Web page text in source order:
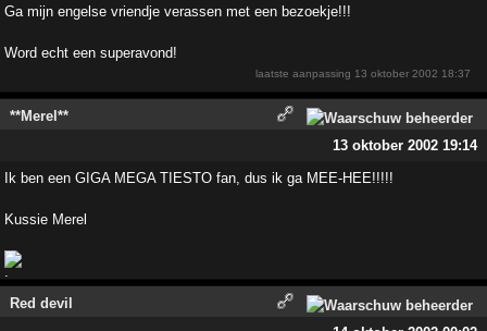
Ga mijn engelse vriendje verassen met een bezoekje!!!
Word echt een superavond!
laatste aanpassing 13 oktober 2002 18:37
**Merel**
13 oktober 2002 19:14
Ik ben een GIGA MEGA TIESTO fan, dus ik ga MEE-HEE!!!!!
Kussie Merel
Red devil